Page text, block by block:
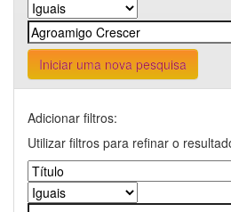
Iniciar uma nova pesquisa
Adicionar filtros:
Utilizar filtros para refinar o